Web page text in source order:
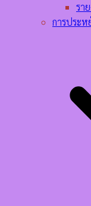
รา
การประ